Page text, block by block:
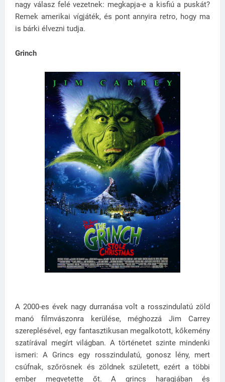
nagy válasz felé vezetnek: megkapja-e a kisfiú a puskát?
Remek amerikai vígjáték, és pont annyira retro, hogy ma
is bárki élvezni tudja.
Grinch
A 2000-es évek nagy durranása volt a rosszindulatú zöld
manó filmvászonra kerülése, méghozzá Jim Carrey
szereplésével, egy fantasztikusan megalkotott, kőkemény
szatírával megírt világban. A történetet szinte mindenki
ismeri: A Grincs egy rosszindulatú, gonosz lény, mert
csúfnak, szőrösnek és zöldnek született, ezért a többi
ember megvetette őt. A grincs haragjában és